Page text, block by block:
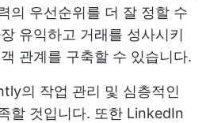
의 우선순위를 더 잘 정할 수
유익하고 거래를 성사시키
관계를 구축할 수 있습니다.
의 작업 관리 및 심층적인
할 것입니다. 또한 LinkedIn